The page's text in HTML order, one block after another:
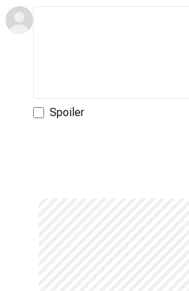
Spoiler